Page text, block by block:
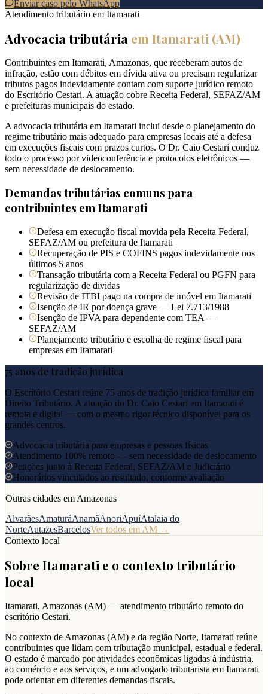
Enviar caso pelo WhatsApp
Atendimento tributário em Itamarati
Advocacia tributária em Itamarati (AM)
Contribuintes em Itamarati, Amazonas, que receberam autos de
infração, estão com débitos em dívida ativa ou precisam regularizar
tributos pagos indevidamente contam com suporte jurídico remoto
do Escritório Cestari. A atuação cobre Receita Federal, SEFAZ/AM
e prefeituras municipais do estado.
A advocacia tributária em Itamarati inclui desde o planejamento do
regime tributário mais adequado para empresas locais até a defesa
em execuções fiscais com prazos curtos. O Dr. Caio Cestari conduz
todo o processo por videoconferência e protocolos eletrônicos —
sem necessidade de deslocamento.
Demandas tributárias comuns para
contribuintes emItamarati
Defesa em execução fiscal movida pela Receita Federal,
SEFAZ/AM ou prefeitura de Itamarati
Recuperação de PIS e COFINS pagos indevidamente nos
últimos 5 anos
Transação tributária com a Receita Federal ou PGFN para
regularização de dívidas
Revisão de ITBI pago na compra de imóvel em Itamarati
Isenção de IR por doença grave — Lei 7.713/1988
Isenção de IPVA para dependente com TEA —
SEFAZ/AM
Planejamento tributário e escolha de regime fiscal para
empresas em Itamarati
75 anos de tradição jurídica
O Escritório Cestari reúne 75 anos de tradição jurídica familiar em
Direito Tributário. A atuação do Dr. Caio Cestari em Itamarati é
remota e digital — com o mesmo rigor técnico disponível para os
grandes centros.
Advocacia tributária para empresas e pessoas físicas
Atendimento 100% remoto — sem necessidade de deslocamento
Petições junto à Receita Federal, SEFAZ/AM e Judiciário
Honorários vinculados ao resultado, conforme avaliação
Outras cidades em Amazonas
AlvarãesAmaturáAnamãAnoriApuíAtalaia do
NorteAutazesBarcelosVer todos em AM →
Contexto local
Sobre Itamarati e o contexto tributário
local
Itamarati, Amazonas (AM) — atendimento tributário remoto do
escritório Cestari.
No contexto de Amazonas (AM) e da região Norte, Itamarati reúne
contribuintes que lidam com tributação municipal, estadual e federal.
O estado é marcado por atividades econômicas ligadas à indústria,
ao comércio e aos serviços, e um advogado tributarista em Itamarati
pode orientar em diferentes demandas fiscais.